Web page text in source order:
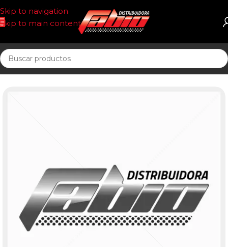
Skip to navigation
Skip to main content
Inicio PASTILLAS DE FRENO